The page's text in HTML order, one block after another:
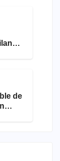
de